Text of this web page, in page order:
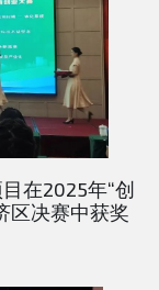
在2025年“创
区决赛中获奖